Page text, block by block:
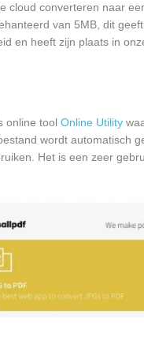
cloud converteren naar
van 5MB, dit
en heeft zijn plaats in
online tool Online Utility
wordt automatisch
Het is een zeer